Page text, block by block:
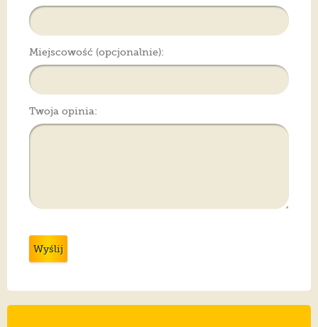
Miejscowość (opcjonalnie):
Twoja opinia:
Wyślij